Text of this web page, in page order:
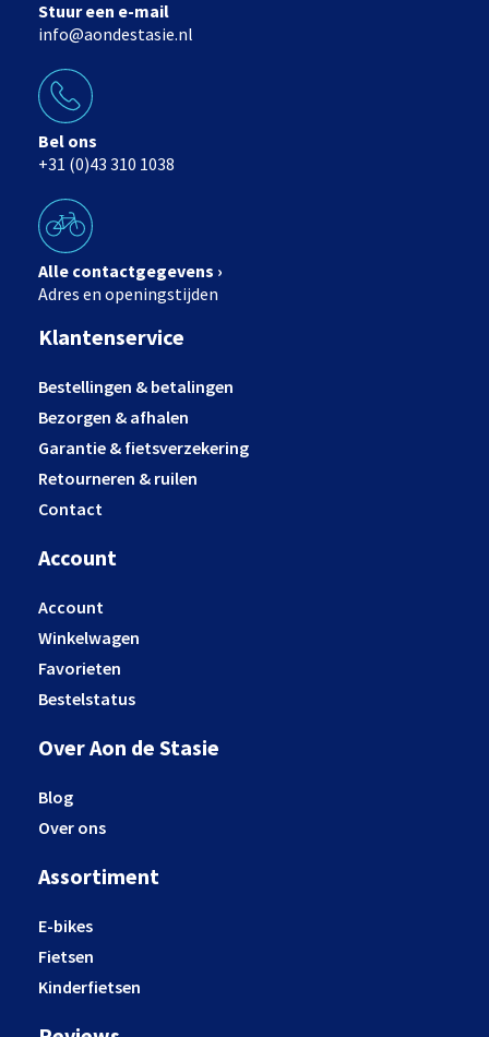
Stuur een e-mail
info@aondestasie.nl
Bel ons
+31 (0)43 310 1038
Alle contactgegevens ›
Adres en openingstijden
Klantenservice
Bestellingen & betalingen
Bezorgen & afhalen
Garantie & fietsverzekering
Retourneren & ruilen
Contact
Account
Account
Winkelwagen
Favorieten
Bestelstatus
Over Aon de Stasie
Blog
Over ons
Assortiment
E-bikes
Fietsen
Kinderfietsen